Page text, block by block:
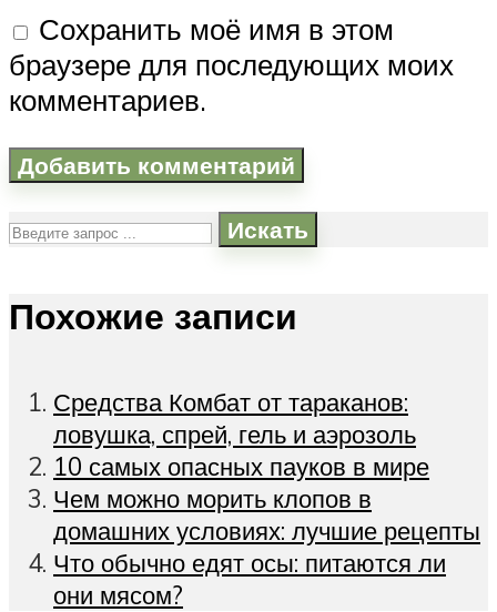
Сохранить моё имя в этом
браузере для последующих моих
комментариев.
Искать
Похожие записи
Средства Комбат от тараканов:
ловушка, спрей, гель и аэрозоль
10 самых опасных пауков в мире
Чем можно морить клопов в
домашних условиях: лучшие рецепты
Что обычно едят осы: питаются ли
они мясом?